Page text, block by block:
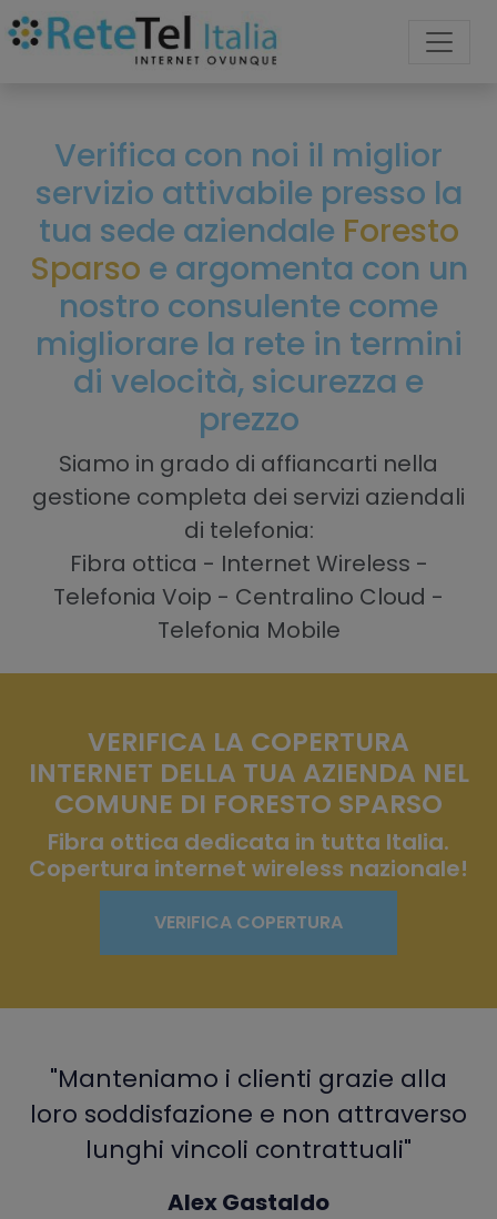
Verifica con noi il miglior
servizio attivabile presso la
tua sede aziendale Foresto
Sparso e argomenta con un
nostro consulente come
migliorare la rete in termini
di velocità, sicurezza e
prezzo
Siamo in grado di affiancarti nella
gestione completa dei servizi aziendali
di telefonia:
Fibra ottica - Internet Wireless -
Telefonia Voip - Centralino Cloud -
Telefonia Mobile
VERIFICA LA COPERTURA
INTERNET DELLA TUA AZIENDA NEL
COMUNE DI FORESTO SPARSO
Fibra ottica dedicata in tutta Italia.
Copertura internet wireless nazionale!
VERIFICA COPERTURA
"Manteniamo i clienti grazie alla
loro soddisfazione e non attraverso
lunghi vincoli contrattuali"
Alex Gastaldo